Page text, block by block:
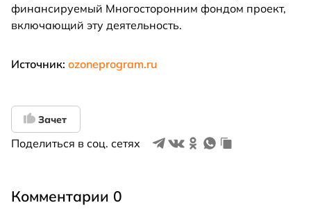
финансируемый Многосторонним фондом проект,
включающий эту деятельность.
Источник: ozoneprogram.ru
Зачет
Поделиться в соц. сетях
Комментарии 0